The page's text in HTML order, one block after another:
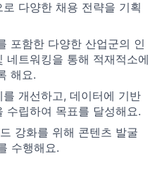
다양한 채용 전략을 기획
포함한 다양한 산업군의 인
네트워킹을 통해 적재적소에
해요.
개선하고, 데이터에 기반
수립하여 목표를 달성해요.
강화를 위해 콘텐츠 발굴
수행해요.